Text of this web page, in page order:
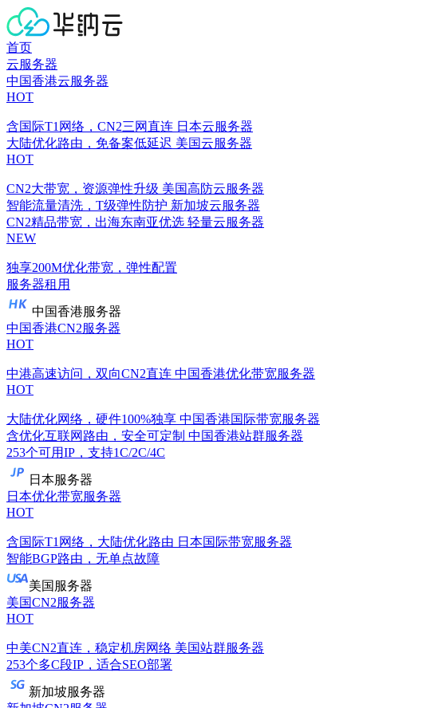
首页
云服务器
中国香港云服务器
HOT
含国际T1网络，CN2三网直连 日本云服务器
大陆优化路由，免备案低延迟 美国云服务器
HOT
CN2大带宽，资源弹性升级 美国高防云服务器
智能流量清洗，T级弹性防护 新加坡云服务器
CN2精品带宽，出海东南亚优选 轻量云服务器
NEW
独享200M优化带宽，弹性配置
服务器租用
中国香港服务器
中国香港CN2服务器
HOT
中港高速访问，双向CN2直连 中国香港优化带宽服务器
HOT
大陆优化网络，硬件100%独享 中国香港国际带宽服务器
含优化互联网路由，安全可定制 中国香港站群服务器
253个可用IP，支持1C/2C/4C
日本服务器
日本优化带宽服务器
HOT
含国际T1网络，大陆优化路由 日本国际带宽服务器
智能BGP路由，无单点故障
美国服务器
美国CN2服务器
HOT
中美CN2直连，稳定机房网络 美国站群服务器
253个多C段IP，适合SEO部署
新加坡服务器